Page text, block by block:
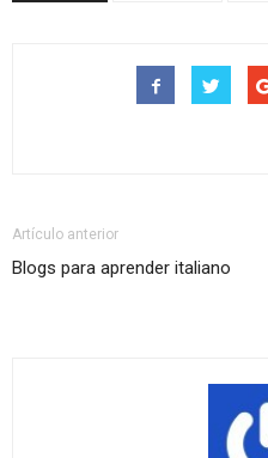
Artículo anterior
Blogs para aprender italiano